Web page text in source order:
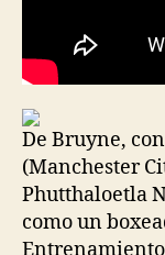
De Bruyne,
(Manchester
Phutthaloetla
como un